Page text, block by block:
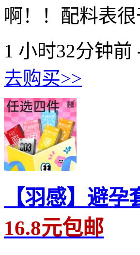
啊！！配料表
1 小时32分钟前
去购买>>
【羽感】避
16.8元包邮